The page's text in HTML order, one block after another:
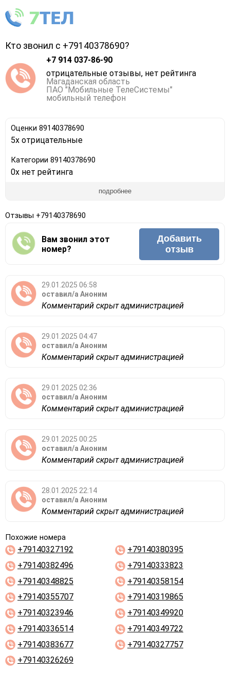
Кто звонил с +79140378690?
+7 914 037-86-90
отрицательные отзывы, нет рейтинга
Магаданская область
ПАО "Мобильные ТелеСистемы"
мобильный телефон
Оценки 89140378690
5x отрицательные
Категории 89140378690
0x нет рейтинга
подробнее
Отзывы +79140378690
Вам звонил этот
номер?
Добавить
отзыв
29.01.2025 06:58
оставил/а Аноним
Комментарий скрыт администрацией
29.01.2025 04:47
оставил/а Аноним
Комментарий скрыт администрацией
29.01.2025 02:36
оставил/а Аноним
Комментарий скрыт администрацией
29.01.2025 00:25
оставил/а Аноним
Комментарий скрыт администрацией
28.01.2025 22:14
оставил/а Аноним
Комментарий скрыт администрацией
Похожие номера
+79140327192
+79140380395
+79140382496
+79140333823
+79140348825
+79140358154
+79140355707
+79140319865
+79140323946
+79140349920
+79140336514
+79140349722
+79140383677
+79140327757
+79140326269